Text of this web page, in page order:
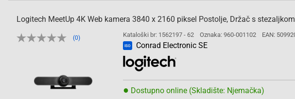
Logitech MeetUp 4K Web kamera 3840 x 2160 piksel Postolje, Držač s stezaljkom
(0) Kataloški br: 1562197 - 62 Oznaka: 960-001102 EAN:
ISO Conrad Electronic SE
● Dostupno online (Skladište: Njemačka)